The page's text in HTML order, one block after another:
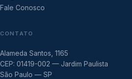
Fale Conosco
CONTATO
Alameda Santos, 1165
CEP: 01419-002 — Jardim Paulista
São Paulo — SP